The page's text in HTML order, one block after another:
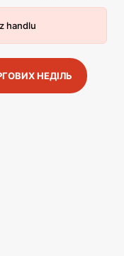
handlu
НЕДІЛЬ